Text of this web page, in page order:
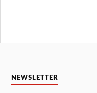
NEWSLETTER